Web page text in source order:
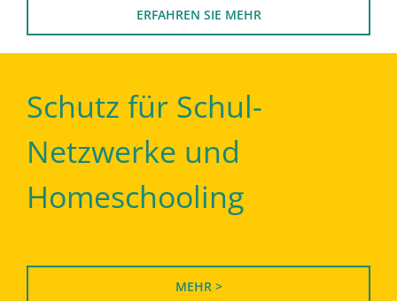
ERFAHREN SIE MEHR
Schutz für Schul-
Netzwerke und
Homeschooling
MEHR >